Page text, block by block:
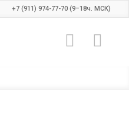
+7 (911) 974-77-70 (9–18ч. МСК)